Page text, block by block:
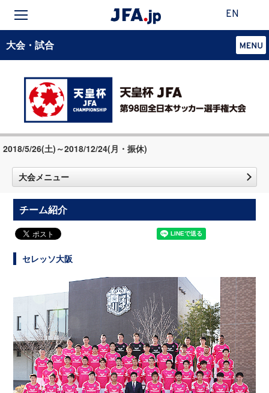
EN
大会・試合
2018/5/26(土)～2018/12/24(月・振休)
大会メニュー
チーム紹介
セレッソ大阪